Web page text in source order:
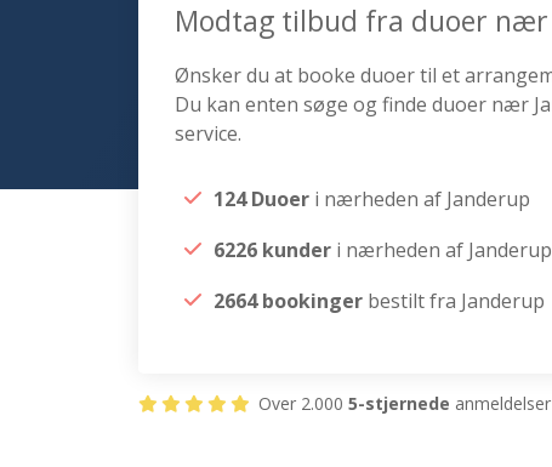
Modtag tilbud fra duoer nær
Ønsker du at booke duoer til et
Du kan enten søge og finde duoer nær
service.
124 Duoer i nærheden af Janderup
6226 kunder i nærheden af Janderup
2664 bookinger bestilt fra Janderup
Over 2.000 5-stjernede